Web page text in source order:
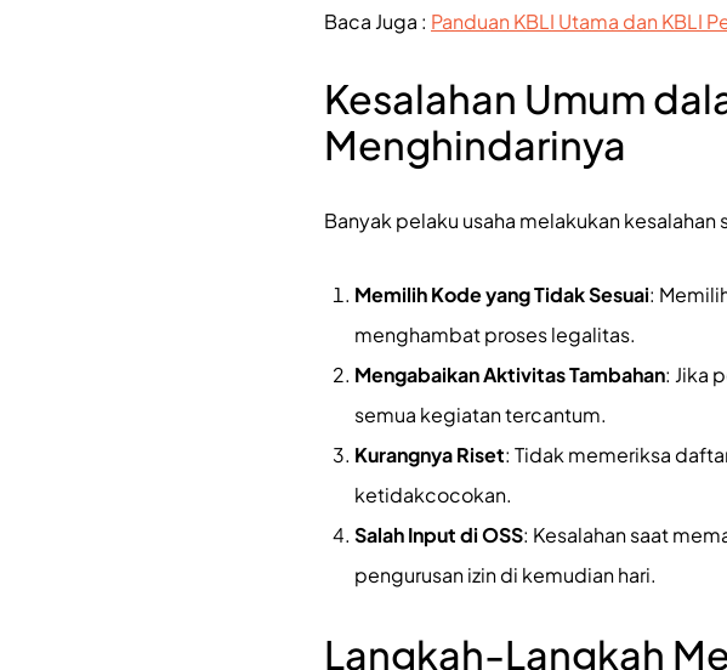
Baca Juga : Panduan KBLI Utama dan KBLI
Kesalahan Umum
Menghindarinya
Banyak pelaku usaha melakukan
Memilih Kode yang Tidak Sesuai:
menghambat proses legalitas.
Mengabaikan Aktivitas Tambahan: Jika
semua kegiatan tercantum.
Kurangnya Riset: Tidak memeriksa
ketidakcocokan.
Salah Input di OSS: Kesalahan saat
pengurusan izin di kemudian hari.
Langkah-Langkah